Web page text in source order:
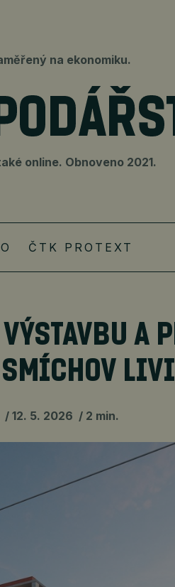
na ekonomiku.
online. Obnoveno 2021.
ČTK PROTEXT
A
12. 5. 2026 2 min.